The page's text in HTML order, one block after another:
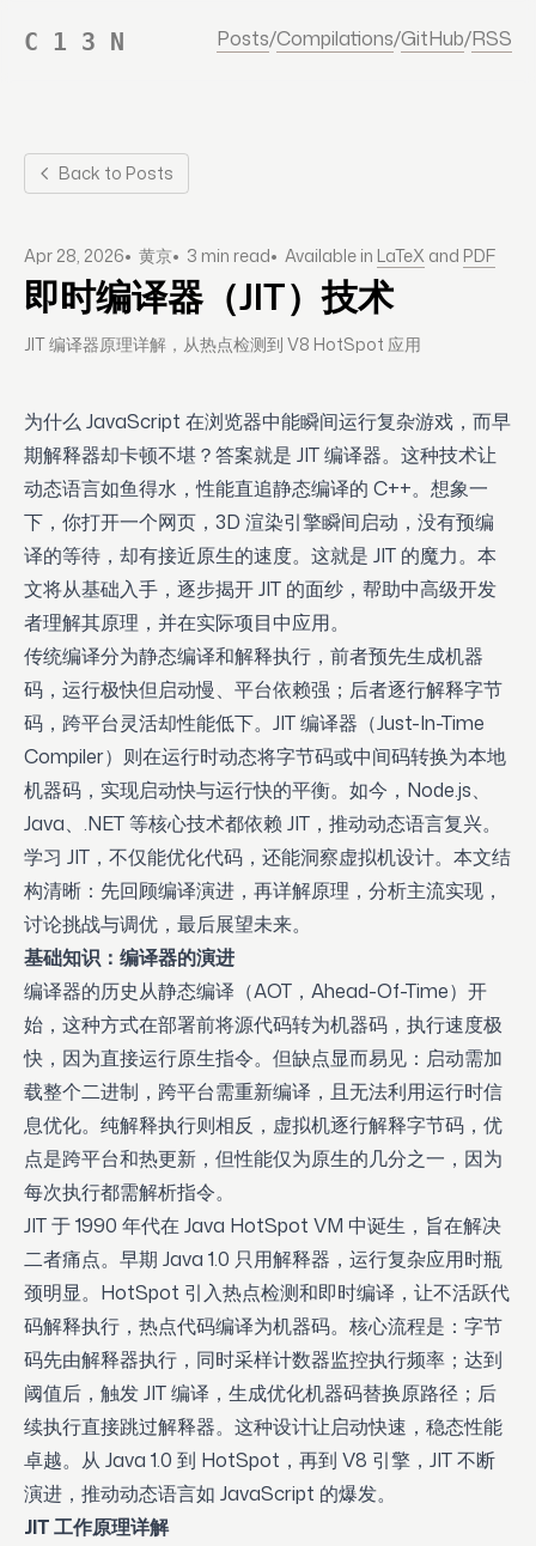
C 1 3 N Posts/Compilations/GitHub/RSS
Back to Posts
Apr 28, 2026• 黄京• 3 min read• Available in LaTeX and PDF
即时编译器（JIT）技术
JIT 编译器原理详解，从热点检测到 V8 HotSpot 应用
为什么 JavaScript 在浏览器中能瞬间运行复杂游戏，而早
期解释器却卡顿不堪？答案就是 JIT 编译器。这种技术让
动态语言如鱼得水，性能直追静态编译的 C++。想象一
下，你打开一个网页，3D 渲染引擎瞬间启动，没有预编
译的等待，却有接近原生的速度。这就是 JIT 的魔力。本
文将从基础入手，逐步揭开 JIT 的面纱，帮助中高级开发
者理解其原理，并在实际项目中应用。
传统编译分为静态编译和解释执行，前者预先生成机器
码，运行极快但启动慢、平台依赖强；后者逐行解释字节
码，跨平台灵活却性能低下。JIT 编译器（Just-In-Time
Compiler）则在运行时动态将字节码或中间码转换为本地
机器码，实现启动快与运行快的平衡。如今，Node.js、
Java、.NET 等核心技术都依赖 JIT，推动动态语言复兴。
学习 JIT，不仅能优化代码，还能洞察虚拟机设计。本文结
构清晰：先回顾编译演进，再详解原理，分析主流实现，
讨论挑战与调优，最后展望未来。
基础知识：编译器的演进
编译器的历史从静态编译（AOT，Ahead-Of-Time）开
始，这种方式在部署前将源代码转为机器码，执行速度极
快，因为直接运行原生指令。但缺点显而易见：启动需加
载整个二进制，跨平台需重新编译，且无法利用运行时信
息优化。纯解释执行则相反，虚拟机逐行解释字节码，优
点是跨平台和热更新，但性能仅为原生的几分之一，因为
每次执行都需解析指令。
JIT 于 1990 年代在 Java HotSpot VM 中诞生，旨在解决
二者痛点。早期 Java 1.0 只用解释器，运行复杂应用时瓶
颈明显。HotSpot 引入热点检测和即时编译，让不活跃代
码解释执行，热点代码编译为机器码。核心流程是：字节
码先由解释器执行，同时采样计数器监控执行频率；达到
阈值后，触发 JIT 编译，生成优化机器码替换原路径；后
续执行直接跳过解释器。这种设计让启动快速，稳态性能
卓越。从 Java 1.0 到 HotSpot，再到 V8 引擎，JIT 不断
演进，推动动态语言如 JavaScript 的爆发。
JIT 工作原理详解